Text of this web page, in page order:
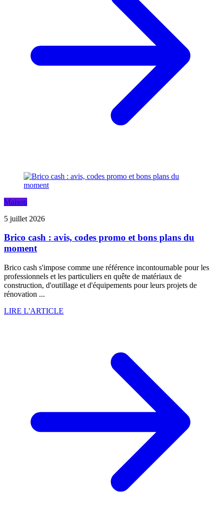
Maison
5 juillet 2026
Brico cash : avis, codes promo et bons plans du
moment
Brico cash s'impose comme une référence incontournable pour les
professionnels et les particuliers en quête de matériaux de
construction, d'outillage et d'équipements pour leurs projets de
rénovation ...
LIRE L'ARTICLE